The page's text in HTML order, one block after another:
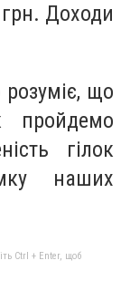
грн. Доходи
що
пройдемо
гілок
наших
Ctrl + Enter, щоб